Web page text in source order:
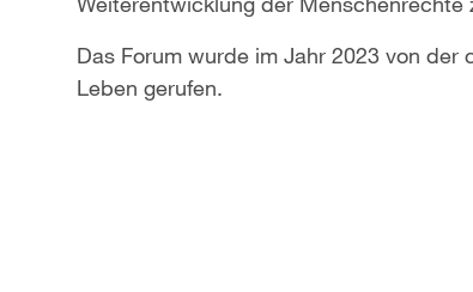
Das Forum wurde im Jahr 2023 von
Leben gerufen.